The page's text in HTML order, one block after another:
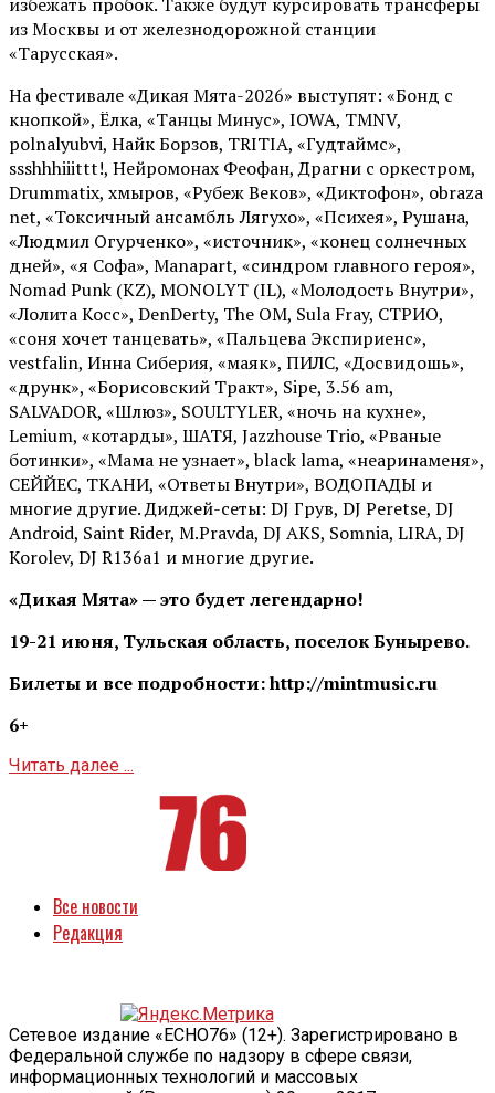
из Москвы и от железнодорожной станции
«Тарусская».
На фестивале «Дикая Мята-2026» выступят: «Бонд с
кнопкой», Ёлка, «Танцы Минус», IOWA, TMNV,
polnalyubvi, Найк Борзов, TRITIA, «Гудтаймс»,
ssshhhiiittt!, Нейромонах Феофан, Драгни с оркестром,
Drummatix, хмыров, «Рубеж Веков», «Диктофон», obraza
net, «Токсичный ансамбль Лягухо», «Психея», Рушана,
«Людмил Огурченко», «источник», «конец солнечных
дней», «я Софа», Manapart, «синдром главного героя»,
Nomad Punk (KZ), MONOLYT (IL), «Молодость Внутри»,
«Лолита Косс», DenDerty, The OM, Sula Fray, СТРИО,
«соня хочет танцевать», «Пальцева Экспириенс»,
vestfalin, Инна Сиберия, «маяк», ПИЛС, «Досвидошь»,
«друнк», «Борисовский Тракт», Sipe, 3.56 am,
SALVADOR, «Шлюз», SOULTYLER, «ночь на кухне»,
Lemium, «котарды», ШАТЯ, Jazzhouse Trio, «Рваные
ботинки», «Мама не узнает», black lama, «неаринаменя»,
СЕЙЙЕС, ТКАНИ, «Ответы Внутри», ВОДОПАДЫ и
многие другие. Диджей-сеты: DJ Грув, DJ Peretse, DJ
Android, Saint Rider, М.Pravda, DJ AKS, Somnia, LIRA, DJ
Korolev, DJ R136a1 и многие другие.
«Дикая Мята» — это будет легендарно!
19-21 июня, Тульская область, поселок Бунырево.
Билеты и все подробности: http://mintmusic.ru
6+
Читать далее ...
Все новости
Редакция
Сетевое издание «ECHO76» (12+). Зарегистрировано в
Федеральной службе по надзору в сфере связи,
информационных технологий и массовых